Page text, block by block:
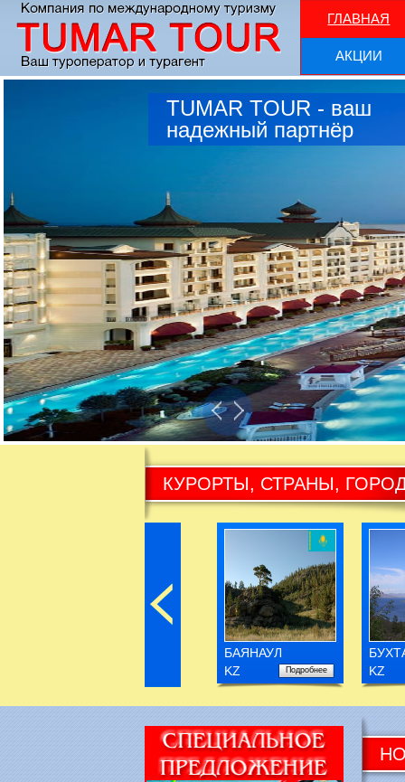
ГЛАВНАЯ
АКЦИИ
TUMAR TOUR - ваш
надежный партнёр
КУРОРТЫ, СТРАНЫ,
Поздравляем Вас с началом нового
БАЯНАУЛ
KZ
Подробнее
KZ